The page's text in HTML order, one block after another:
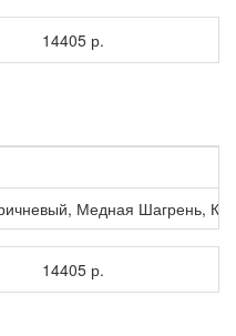
14405 р.
Медная Шагрень,
14405 р.